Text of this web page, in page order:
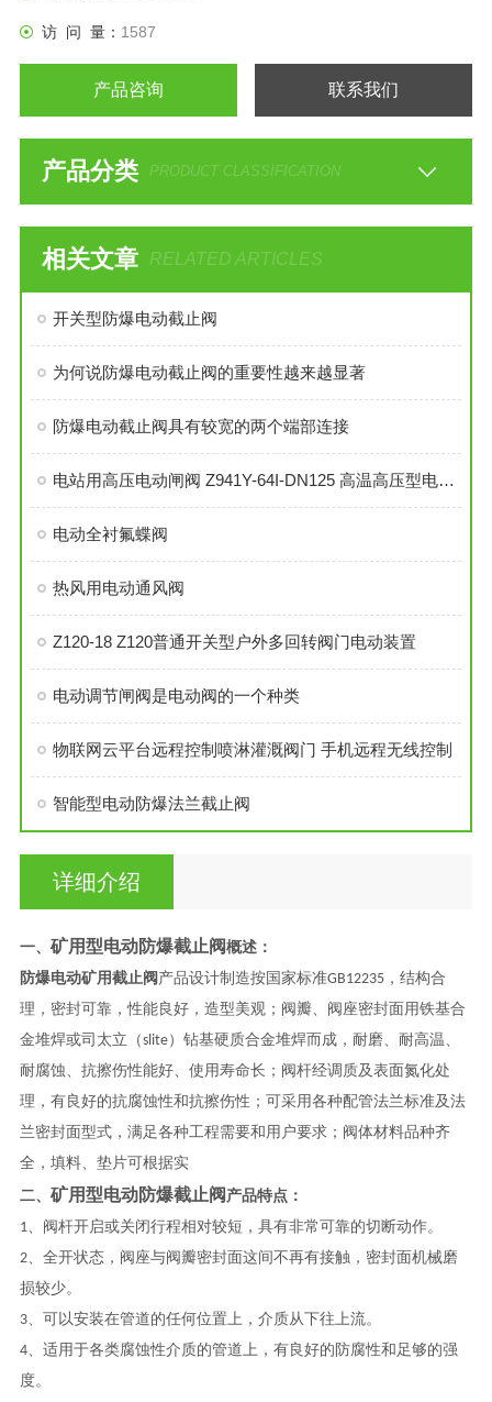
访 问 量： 1587
产品咨询 联系我们
产品分类 PRODUCT CLASSIFICATION
相关文章 RELATED ARTICLES
开关型防爆电动截止阀
为何说防爆电动截止阀的重要性越来越显著
防爆电动截止阀具有较宽的两个端部连接
电站用高压电动闸阀 Z941Y-64I-DN125 高温高压型电动闸阀
电动全衬氟蝶阀
热风用电动通风阀
Z120-18 Z120普通开关型户外多回转阀门电动装置
电动调节闸阀是电动阀的一个种类
物联网云平台远程控制喷淋灌溉阀门 手机远程无线控制
智能型电动防爆法兰截止阀
详细介绍
一、 矿用型电动防爆截止阀概述：
防爆电动矿用截止阀 产品设计制造按国家标准GB12235，结构合
理，密封可靠，性能良好，造型美观；阀瓣、阀座密封面用铁基合
金堆焊或司太立（slite）钻基硬质合金堆焊而成，耐磨、耐高温、
耐腐蚀、抗擦伤性能好、使用寿命长；阀杆经调质及表面氮化处
理，有良好的抗腐蚀性和抗擦伤性；可采用各种配管法兰标准及法
兰密封面型式，满足各种工程需要和用户要求；阀体材料品种齐
全，填料、垫片可根据实
二、 矿用型电动防爆截止阀 产品特点：
1、阀杆开启或关闭行程相对较短，具有非常可靠的切断动作。
2、全开状态，阀座与阀瓣密封面这间不再有接触，密封面机械磨
损较少。
3、可以安装在管道的任何位置上，介质从下往上流。
4、适用于各类腐蚀性介质的管道上，有良好的防腐性和足够的强
度。